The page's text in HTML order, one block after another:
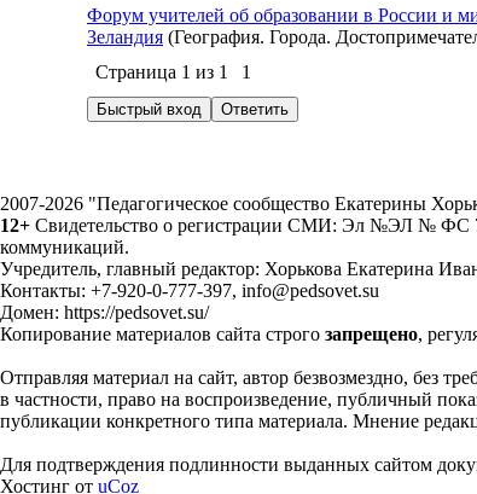
Форум учителей об образовании в России и
Зеландия (География. Города.
Страница 1 из 1
1
2007-2026 "Педагогическое сообщество Екатерины
12+ Свидетельство о регистрации СМИ: Эл №ЭЛ № ФС
коммуникаций.
Учредитель, главный редактор: Хорькова Екатерина
Контакты: +7-920-0-777-397, info@pedsovet.su
Домен: https://pedsovet.su/
Копирование материалов сайта строго запрещено,
Отправляя материал на сайт, автор безвозмездно, без
в частности, право на воспроизведение, публичный
публикации конкретного типа материала. Мнение
Для подтверждения подлинности выданных сайтом
Хостинг от uCoz